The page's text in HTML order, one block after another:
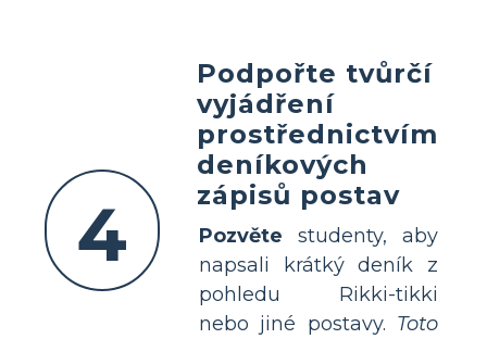
4
Podpořte tvůrčí
vyjádření
prostřednictvím
deníkových
zápisů postav
Pozvěte studenty, aby
napsali krátký deník z
pohledu Rikki-tikki
nebo jiné postavy. Toto